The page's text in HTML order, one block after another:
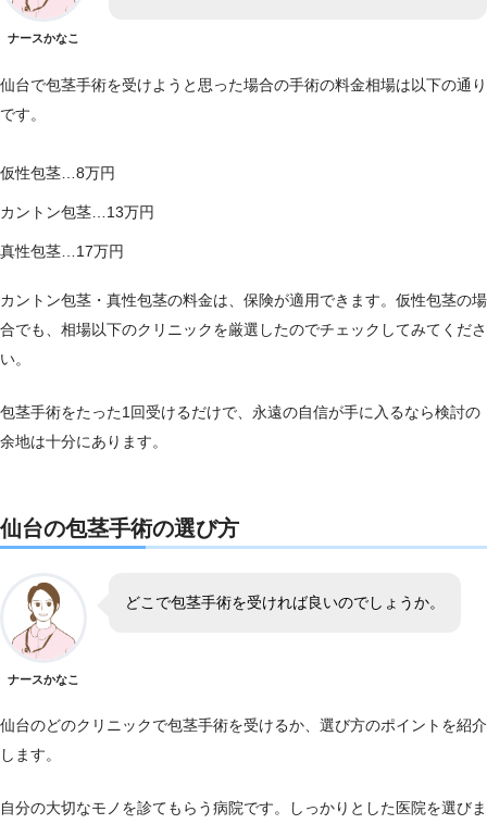
ナースかなこ
仙台で包茎手術を受けようと思った場合の手術の料金相場は以下の通り
です。
仮性包茎…8万円
カントン包茎…13万円
真性包茎…17万円
カントン包茎・真性包茎の料金は、保険が適用できます。仮性包茎の場
合でも、相場以下のクリニックを厳選したのでチェックしてみてくださ
い。
包茎手術をたった1回受けるだけで、永遠の自信が手に入るなら検討の
余地は十分にあります。
仙台の包茎手術の選び方
ナースかなこ
どこで包茎手術を受ければ良いのでしょうか。
仙台のどのクリニックで包茎手術を受けるか、選び方のポイントを紹介
します。
自分の大切なモノを診てもらう病院です。しっかりとした医院を選びま